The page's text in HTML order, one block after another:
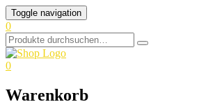
Skip
to
content
Toggle navigation
0
Search
for:
0
Warenkorb